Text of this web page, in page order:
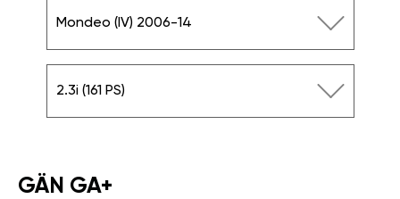
Mondeo (IV) 2006-14
2.3i (161 PS)
GÄN GA+